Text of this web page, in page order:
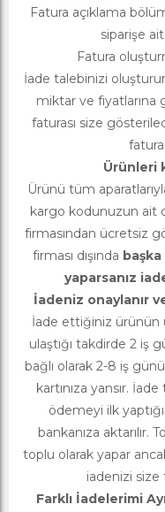
Fatura açıklama
siparişe
Fatura
İade talebinizi
miktar ve fiyatlarına
faturası size
Ürünleri
Ürünü tüm
kargo kodunuzun ait
firmasından ücretsiz
firması dışında
yaparsanız
İadeniz onaylanır
İade ettiğiniz ürünün
ulaştığı takdirde 2 iş
bağlı olarak 2-8 iş
kartınıza yansır.
ödemeyi ilk
bankanıza aktarılır.
toplu olarak yapar
iadenizi size
Farklı İadelerimi